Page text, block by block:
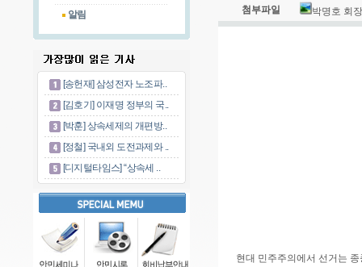
알림
[송헌재] 삼성전자 노조파..
[김호기] 이재명 정부의 국..
[박훈] 상속세제의 개편방..
[정철] 국내외 도전과제와 ..
[디지털타임스] “상속세 ..